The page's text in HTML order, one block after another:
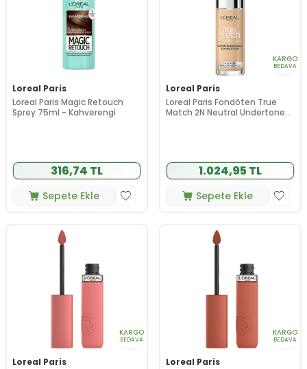
Loreal Paris
Loreal Paris Magic Retouch
Sprey 75ml - Kahverengi
316,74 TL
Sepete Ekle
KARGO
BEDAVA
Loreal Paris
Loreal Paris Fondöten True
Match 2N Neutral Undertone
1.024,95 TL
Sepete Ekle
KARGO
BEDAVA
Loreal Paris
KARGO
BEDAVA
Loreal Paris